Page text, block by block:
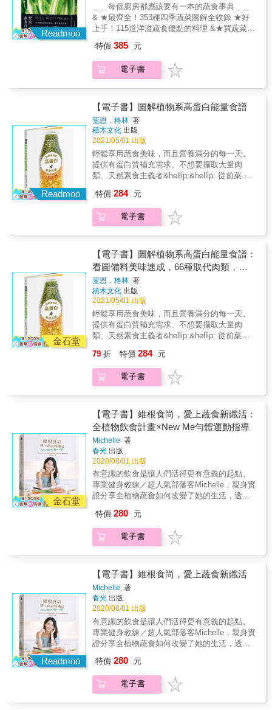
領潮流，短期之內難以被複製或取代。 《豐蔬
食2》更調整了順序編排，採用地域畫分，將台
灣本島共16個行政區域分為北（雙北、桃園、
林）、南（嘉義、台南、高雄、屏東）、東
（宜蘭、花蓮、台東）四區，依序羅列介紹，
讓讀者每到一處便能按圖索驥，找到合適的蔬
食餐廳。 大千世界，浩瀚無垠，作者秉持分享
時有所參考，也盼葷食者透過《豐蔬食2》，了
解不斷進化演變的蔬食世界，是多麼豐沛而有
活力。
理應用」， 每種蔬菜都透過大量圖說細細拆
解，也有更多延伸或相似品項的介紹。 此外，
書中收錄了115道食譜，希望能帶來更多的蔬食
烹調靈感。 是一本教你愛上蔬菜、徹底活用蔬
史上最齊全！353種蔬菜精華集結 在最新增修
版中，增加收錄了80餘種蔬菜， 以更直覺的蔬
果類型作為目錄分類， 葉菜、根莖、瓜果花、
找，貼近一般使用者的搜尋習慣。 & ★關於蔬
菜你想知道的小知識，這裡都有 如何分辨好吃
的蔬菜、或不建議挑選的狀況？ 冷藏或室溫？
從分裝保存、刀功到烹調，皆有清楚圖解， 常
用英文名稱、盛產季節、主要產地等，也有詳
細備註； 以料理人的角度細說蔬菜的各種小知
識。 & ★ 增添風味亮點的芽菜、食用花與東南
味， 有的能為視覺帶來細緻創意，或者賦予更
多口感變化， 下回遇見它們不妨嘗試一下，發
掘獨特的新滋味。 & ✦ 115道蔬食日常食，引
出最佳蔬菜風味 瓜果葉菜滋味豐盛，作者以自
握食材特性， 加上簡單的烹調訣竅，將更加發
現蔬食的魅力。 & ✦附錄拼音索引，讓查找更
上手 直覺的索引方式，以首字拼音即可快速查
詢， 依個人習慣，輕鬆愉快地使用這本書。
Readmoo
＿＿每個廚房都應該要有一本的蔬食事典＿＿
& ★最齊全！353種四季蔬菜圖解全收錄 ★好
上手！115道洋溢蔬食優點的料理 &★買蔬菜、
中重要且不可缺少的食材， 種類豐富，吃法精
彩多變，家常而知識廣泛， 除了跟著時節買到
當下盛產，在日日使用中，總是會出現很多小
見的353種蔬菜， 告訴你如何用看的、摸的、
聞的挑到好食材？ 簡單的處理訣竅就能讓烹調
更上手？ 蔬菜從頭到尾，有哪些不浪費的聰明
用法？ 依料理方式不同，又該怎麼變化刀工？
從「產季」、「產地」、「辨識」、「挑
選」、 「處理」、「切法」、「保存」到「料
理應用」， 每種蔬菜都透過大量圖說細細拆
解，也有更多延伸或相似品項的介紹。 此外，
書中收錄了115道食譜，希望能帶來更多的蔬食
菜美味的實用參考百科！ & ｜本書特色｜ ★
史上最齊全！353種蔬菜精華集結 在最新增修
版中，增加收錄了80餘種蔬菜， 以更直覺的蔬
調味蔬菜、豆類、菇類&hellip;&hellip; 方便查
找，貼近一般使用者的搜尋習慣。 & ★關於蔬
菜你想知道的小知識，這裡都有 如何分辨好吃
的蔬菜、或不建議挑選的狀況？ 冷藏或室溫？
從分裝保存、刀功到烹調，皆有清楚圖解， 常
用英文名稱、盛產季節、主要產地等，也有詳
細備註； 以料理人的角度細說蔬菜的各種小知
識。 & ★ 增添風味亮點的芽菜、食用花與東南
味， 有的能為視覺帶來細緻創意，或者賦予更
多口感變化， 下回遇見它們不妨嘗試一下，發
掘獨特的新滋味。 & ✦ 115道蔬食日常食，引
握食材特性， 加上簡單的烹調訣竅，將更加發
現蔬食的魅力。 & ✦附錄拼音索引，讓查找更
上手 直覺的索引方式，以首字拼音即可快速查
詢， 依個人習慣，輕鬆愉快地使用這本書。
特價 385 元
電子書
Readmoo
【電子書】圖解植物系高蛋白能量食譜
斐恩．格林 著
積木文化 出版
2021/05/01 出版
輕鬆享用蔬食美味，而且營養滿分的每一天。
提供有蛋白質補充需求、不想要攝取大量肉
類、天然素食主義者&hellip;&hellip; 從前菜、
需食材及份量， 瘦身、增肌、減脂、提升能
量！ 低脂肪、高纖維、富含維他命與礦物質，
66種輕鬆取代肉類，能量滿滿的植物系高蛋白
效攝取足量營養，兼顧均衡與美味！ ★圖像化
方式呈現食材組成配方，輕鬆掌握作法、風味
及精準的蛋白質養分含量。 ★從常見的鷹嘴
豆、扁豆等各種豆類，以及豆腐、堅果到異國
食材天貝（Tempeh），認識植物界的高蛋白明
星，學會如何活用於日常料理。 今日，我們似
乎比過去更明白如何管控疾病與老化過程。我
們意識到照顧自己的身體是多麼重要，好好進
食，對身體又有多大的益處。健康的飲食不僅
會反應在活力上，也會讓身體舒暢，更能讓我
攝取的綠色蛋白質，比肉類更有益於健康，不
僅低脂肪、高纖維，更富含維他命與礦物質。
本書收錄多種受到世界各地不同飲食文化的啟
康，也注重口感和風味。相信在品嘗後，人人
都能體會植物系高蛋白料理的魅力。 －－－－
－－－－－－－◉ 書中精彩內容預告 ◉－－－
－－－－－－－－－－－ 【最優的植物系蛋
白】 －鷹嘴豆 －小豌豆 －小扁豆 －蛋白質 －
花豆 －小紅豆 －綠豆 －蠶豆 －藜麥 －毛豆
－天貝 －豆漿 －豆腐 －種籽與油質堅果 【設
計個人專屬的植物系蛋白菜單】 絕不是嚴格的
味與口感的菜色。首先，挑選您的植物性蛋白
好補充幾樣蔬菜，隨後選擇口味風格，看您想
要來點地中海風格，還是帶點勁辣口味，加
一、兩種香菜細末來提味，最後添些酥脆口感
的食材，為餐點留下一抹餘韻。 【料理精選】
● 開胃小點與前菜 碧綠鷹嘴豆泥／蔬食餅排／
孟買風味小點／綠魚子醬風味普切塔／日式芝
麻紅豆捲／烤毛豆／蔬菜捲／中東風味油炸鷹
嘴豆丸子／布利尼薄餅／花豆普切塔／墨西哥
捲餅／蔬食春捲／墨西哥薄餅／綠披薩／湯品
與沙拉／義式鷹嘴豆雜菜湯／綠甜心／珊瑚紅
椰奶／義大利雜菜湯／春綠濃湯／無敵高湯／
泰式高湯／塔布勒鷹嘴豆沙拉／馬雅沙拉／冬
紅珍珠大麥／酥烤土司豆腐／群島沙拉／碧綠
丼飯／斯佩爾特小麥沙拉 ● 主菜 墨西哥風味蔬
食／智利風味餐／蔬菜咖哩／義式春天燉飯／
特價 284 元
電子書
金石堂
【電子書】圖解植物系高蛋白能量食譜：
看圖備料美味速成，66種取代肉類，高
纖、營養、抗氧化的均衡蔬食提案
斐恩．格林 著
積木文化 出版
2021/05/01 出版
輕鬆享用蔬食美味，而且營養滿分的每一天。
提供有蛋白質補充需求、不想要攝取大量肉
類、天然素食主義者&hellip;&hellip; 從前菜、
需食材及份量， 瘦身、增肌、減脂、提升能
量！ 低脂肪、高纖維、富含維他命與礦物質，
66種輕鬆取代肉類，能量滿滿的植物系高蛋白
效攝取足量營養，兼顧均衡與美味！ ★圖像化
方式呈現食材組成配方，輕鬆掌握作法、風味
及精準的蛋白質養分含量。 ★從常見的鷹嘴
豆、扁豆等各種豆類，以及豆腐、堅果到異國
食材天貝（Tempeh），認識植物界的高蛋白明
星，學會如何活用於日常料理。 今日，我們似
乎比過去更明白如何管控疾病與老化過程。我
們意識到照顧自己的身體是多麼重要，好好進
食，對身體又有多大的益處。健康的飲食不僅
會反應在活力上，也會讓身體舒暢，更能讓我
攝取的綠色蛋白質，比肉類更有益於健康，不
僅低脂肪、高纖維，更富含維他命與礦物質。
本書收錄多種受到世界各地不同飲食文化的啟
康，也注重口感和風味。相信在品嘗後，人人
都能體會植物系高蛋白料理的魅力。 －－－－
－－－－－－－◉ 書中精彩內容預告 ◉－－－
－－－－－－－－－－－ 【最優的植物系蛋
白】 －鷹嘴豆 －小豌豆 －小扁豆 －蛋白質 －
花豆 －小紅豆 －綠豆 －蠶豆 －藜麥 －毛豆
－天貝 －豆漿 －豆腐 －種籽與油質堅果 【設
規則，而是藉此協助您創造一些非常個人化口
味與口感的菜色。首先，挑選您的植物性蛋白
質，然後選定您喜歡的菜色類型，再依自己喜
79 折 特價 284 元
電子書
金石堂
【電子書】維根食尚，愛上蔬食新纖活：
全植物飲食計畫×New Me勻體運動指導
Michelle 著
春光 出版
2020/08/01 出版
有意識的飲食是讓人們活得更有意義的起點。
專業健身教練／超人氣部落客Michelle，親身實
證分享全植物蔬食如何改變了她的生活，透過
調」，就能感受截然不同的身心愉悅，小毛病
不藥而癒，睡眠深沉，精神滿足，體態纖盈，
增強免疫力，對地球友善，與自然友好，身心
（Vegan）風潮」，此飲食法最重要的概念就是
「零動物產品」。 藉由「全植物飲食」，不只
能讓身體機能恢復「平衡」、「乾淨」與「營
養」，並且在了解全植物飲食背後的動機──對
地球的友好、對動物的善意、對環境的潛移默
化，都能讓我更堅定地執行「全植物飲食計
畫」。 執行全植物飲食，同樣能夠享受飲食的
美好與口腹之慾，在執行計畫的過程中，會更
關心自己的身體狀況，懂得聆聽需求而進食，
風潮不只是一種流行性的飲食方式，而是一種
態度、一種主張。你準備好跟我一起開始Vegan
Life了嗎？ ／本書特色／ 1.&作者親身體驗紀
特價 280 元
電子書
Readmoo
【電子書】維根食尚，愛上蔬食新纖活
Michelle 著
春光 出版
2020/08/01 出版
有意識的飲食是讓人們活得更有意義的起點。
專業健身教練／超人氣部落客Michelle，親身實
證分享全植物蔬食如何改變了她的生活，透過
調」，就能感受截然不同的身心愉悅，小毛病
不藥而癒，睡眠深沉，精神滿足，體態纖盈，
增強免疫力，對地球友善，與自然友好，身心
特價 280 元
電子書